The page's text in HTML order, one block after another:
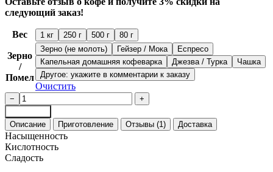
следующий заказ!
Вес 1 кг 250 г 500 г 80 г
Зерно
/
Помел
Зерно (не молоть) Гейзер / Мока
Еспресо
Капельная домашняя кофеварка
Джезва / Турка
Чашка
Другое: укажите в комментарии к заказу
Очистить
Количество
товара
Кофе
арабика
Гондурас
SHG
EP
−
+
Описание
Приготовление Отзывы (1) Доставка
Насыщенность
Кислотность
Сладость